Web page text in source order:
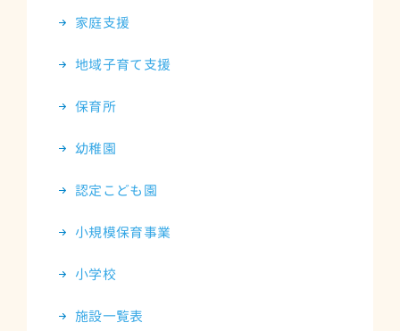
家庭支援
地域子育て支援
保育所
幼稚園
認定こども園
小規模保育事業
小学校
施設一覧表